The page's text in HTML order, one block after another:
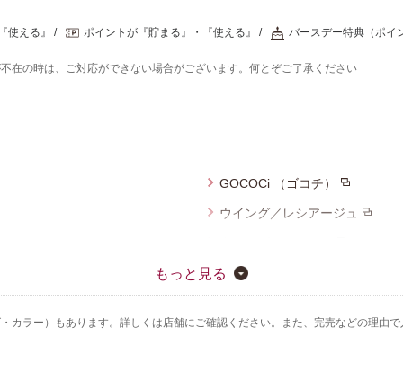
使える』 ポイントが『貯まる』・『使える』 バースデー特典（ポイ
在の時は、ご対応ができない場合がございます。何とぞご了承ください
GOCOCi （ゴコチ）
ウイング／レシアージュ
ウイング／スリープ
もっと見る
ラー）もあります。詳しくは店舗にご確認ください。また、完売などの理由で